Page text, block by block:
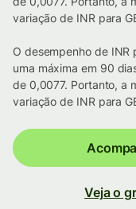
variação de INR para
O desempenho de INR
uma máxima em 90
de 0,0077. Portanto, a
variação de INR para
Veja o